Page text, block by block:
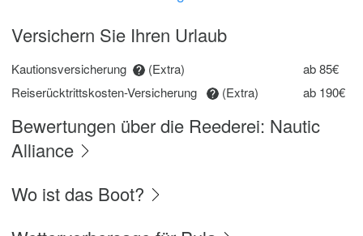
Versichern Sie Ihren Urlaub
Kautionsversicherung (Extra)
ab 85€
Reiserücktrittskosten-Versicherung
(Extra) ab 190€
Bewertungen über die Reederei: Nautic
Alliance
Wo ist das Boot?